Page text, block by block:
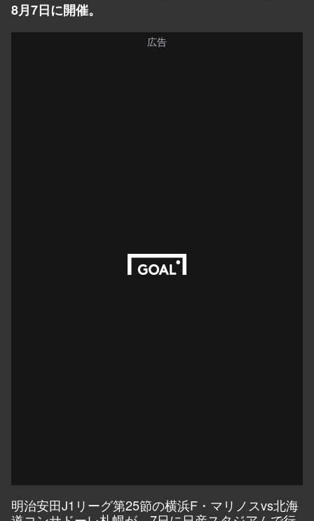
8月7日に開催。
明治安田J1リーグ第25節の横浜F・マリノスvs北海